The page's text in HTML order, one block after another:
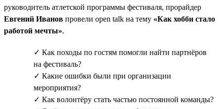
руководитель атлетской программы фестиваля, прорайдер
Евгений Иванов провели open talk на тему «Как хобби стало
работой мечты».
✓ Как походы по гостям помогли найти партнёров
на фестиваль?
✓ Какие ошибки были при организации
мероприятия?
✓ Как волонтёру стать частью постоянной команды?